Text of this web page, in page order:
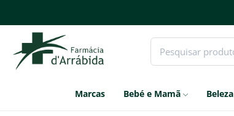
Marcas Bebé e Mamã Beleza